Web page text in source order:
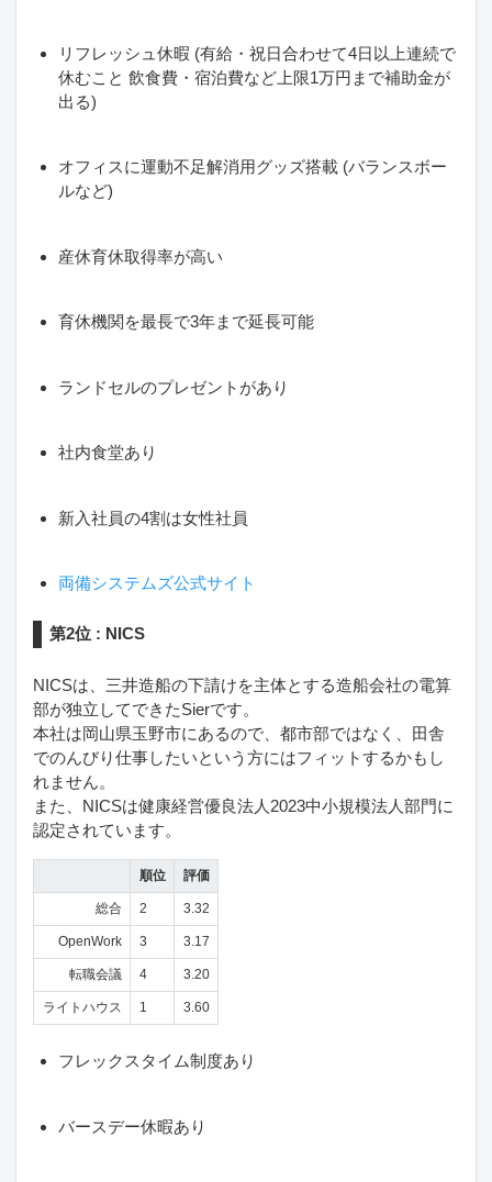
リフレッシュ休暇 (有給・祝日合わせて4日以上連続で
休むこと 飲食費・宿泊費など上限1万円まで補助金が
出る)
オフィスに運動不足解消用グッズ搭載 (バランスボー
ルなど)
産休育休取得率が高い
育休機関を最長で3年まで延長可能
ランドセルのプレゼントがあり
社内食堂あり
新入社員の4割は女性社員
両備システムズ公式サイト
第2位 : NICS
NICSは、三井造船の下請けを主体とする造船会社の電算
部が独立してできたSierです。
本社は岡山県玉野市にあるので、都市部ではなく、田舎
でのんびり仕事したいという方にはフィットするかもし
れません。
また、NICSは健康経営優良法人2023中小規模法人部門に
認定されています。
順位 評価
総合 2 3.32
OpenWork 3 3.17
転職会議 4 3.20
ライトハウス 1 3.60
フレックスタイム制度あり
バースデー休暇あり